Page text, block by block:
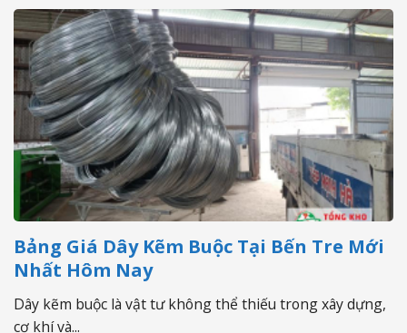
Bảng Giá Dây Kẽm Buộc Tại Bến Tre Mới
Nhất Hôm Nay
Dây kẽm buộc là vật tư không thể thiếu trong xây dựng,
cơ khí và...